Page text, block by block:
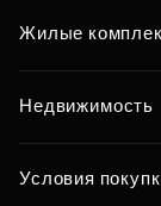
Жилые
Недвижимость
Условия